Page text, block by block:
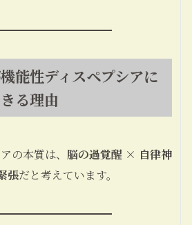
能性ディスペプシアに
る理由
の本質は、 脳の過覚醒 × 自律神
張だと考えています。